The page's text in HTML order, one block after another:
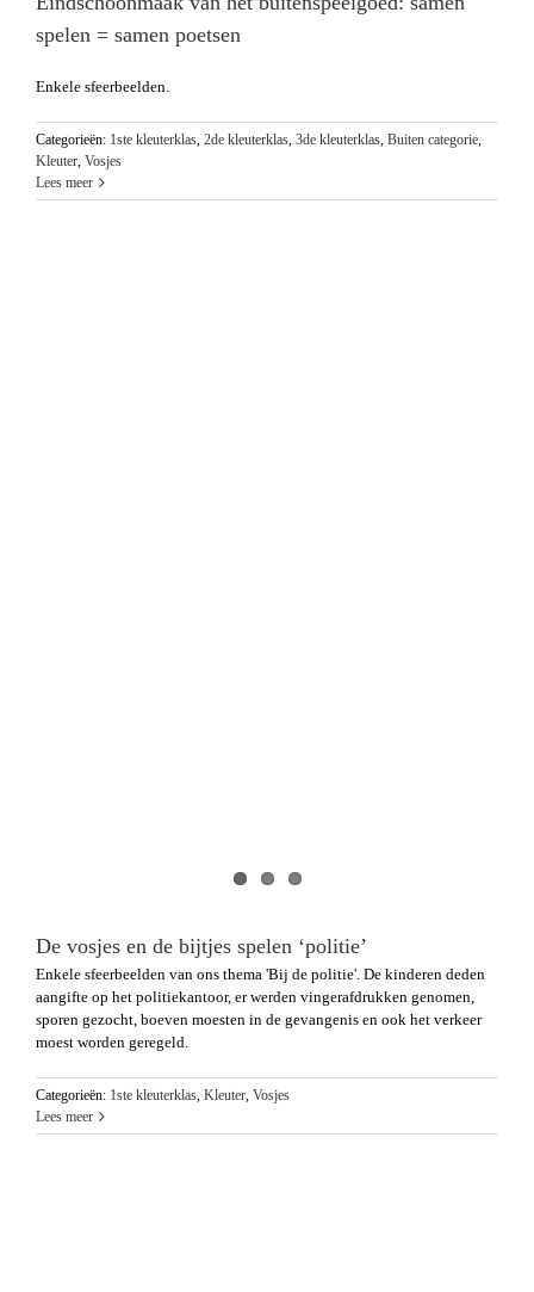
spelen = samen poetsen
Enkele sfeerbeelden.
Categorieën: 1ste kleuterklas 2de kleuterklas 3de kleuterklas Buiten categorie
Kleuter Vosjes
Lees meer
De vosjes en de bijtjes spelen ‘politie’
Enkele sfeerbeelden van ons thema 'Bij de politie'. De kinderen deden
aangifte op het politiekantoor, er werden vingerafdrukken genomen,
sporen gezocht, boeven moesten in de gevangenis en ook het verkeer
moest worden geregeld.
Categorieën: 1ste kleuterklas, Kleuter, Vosjes
Lees meer